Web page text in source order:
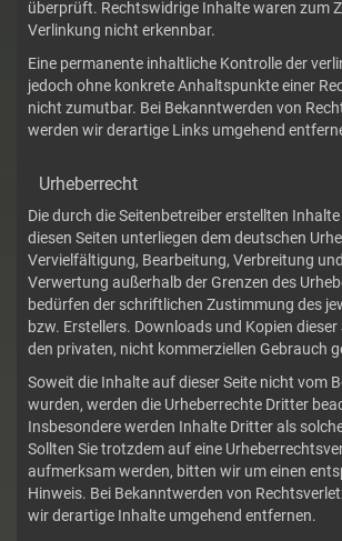
überprüft. Rechtswidrige Inhalte waren zum
Verlinkung nicht erkennbar.
Eine permanente inhaltliche Kontrolle der
jedoch ohne konkrete Anhaltspunkte einer
nicht zumutbar. Bei Bekanntwerden von
werden wir derartige Links umgehend
Urheberrecht
Die durch die Seitenbetreiber erstellten
diesen Seiten unterliegen dem deutschen
Vervielfältigung, Bearbeitung, Verbreitung
Verwertung außerhalb der Grenzen des
bedürfen der schriftlichen Zustimmung des
bzw. Erstellers. Downloads und Kopien
den privaten, nicht kommerziellen Gebrauch
Soweit die Inhalte auf dieser Seite nicht vom
wurden, werden die Urheberrechte Dritter
Insbesondere werden Inhalte Dritter als
Sollten Sie trotzdem auf eine
aufmerksam werden, bitten wir um einen
Hinweis. Bei Bekanntwerden von
wir derartige Inhalte umgehend entfernen.